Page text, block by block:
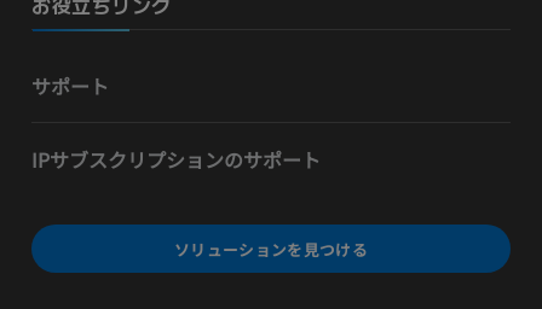
サポート
IPサブスクリプションのサポート
ソリューションを見つける